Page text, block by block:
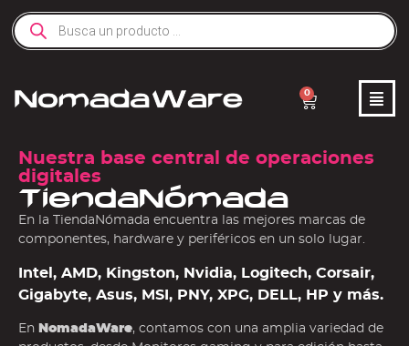
0
Nuestra base central de operaciones
digitales
TiendaNómada
En la TiendaNómada encuentra las mejores marcas de
componentes, hardware y periféricos en un solo lugar.
Intel, AMD, Kingston, Nvidia, Logitech, Corsair,
Gigabyte, Asus, MSI, PNY, XPG, DELL, HP y más.
En NomadaWare, contamos con una amplia variedad de